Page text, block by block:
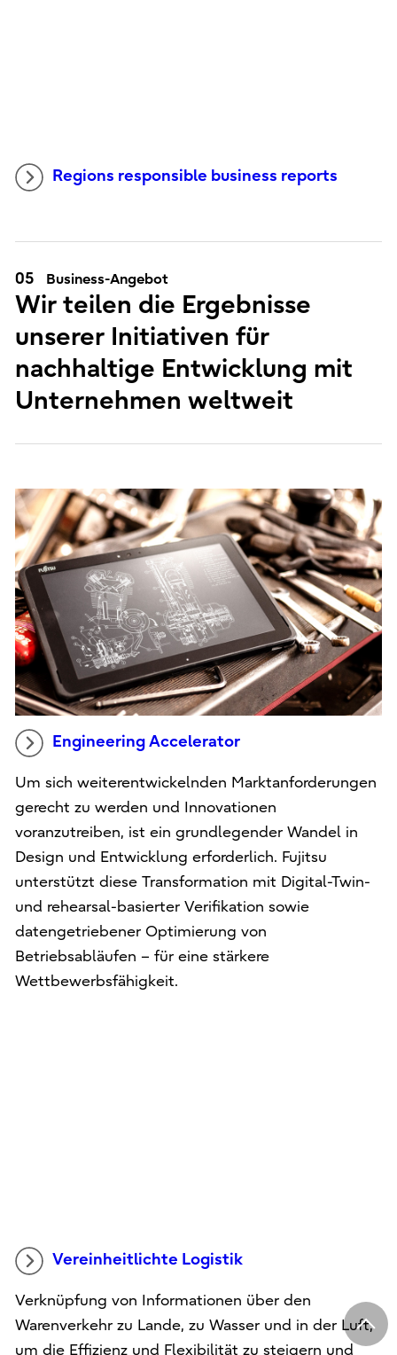
Business-Angebot
Wir teilen die Ergebnisse
unserer Initiativen für
nachhaltige Entwicklung mit
Unternehmen weltweit
Engineering Accelerator
Um sich weiterentwickelnden Marktanforderungen
gerecht zu werden und Innovationen
voranzutreiben, ist ein grundlegender Wandel in
Design und Entwicklung erforderlich. Fujitsu
unterstützt diese Transformation mit Digital-Twin-
und rehearsal-basierter Verifikation sowie
datengetriebener Optimierung von
Vereinheitlichte Logistik
Verknüpfung von Informationen über den